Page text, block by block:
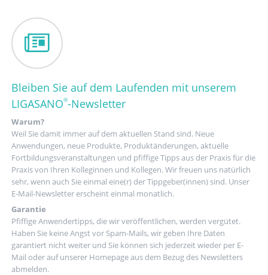
Bleiben Sie auf dem Laufenden mit unserem
LIGASANO®-Newsletter
Warum?
Weil Sie damit immer auf dem aktuellen Stand sind. Neue
Anwendungen, neue Produkte, Produktänderungen, aktuelle
Fortbildungsveranstaltungen und pfiffige Tipps aus der Praxis für die
Praxis von Ihren Kolleginnen und Kollegen. Wir freuen uns natürlich
sehr, wenn auch Sie einmal eine(r) der Tippgeber(innen) sind. Unser
E-Mail-Newsletter erscheint einmal monatlich.
Garantie
Pfiffige Anwendertipps, die wir veröffentlichen, werden vergütet.
Haben Sie keine Angst vor Spam-Mails, wir geben Ihre Daten
garantiert nicht weiter und Sie können sich jederzeit wieder per E-
Mail oder auf unserer Homepage aus dem Bezug des Newsletters
abmelden.